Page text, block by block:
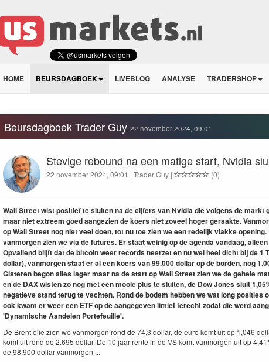
HOME BEURSDAGBOEK LIVEBLOG ANALYSE TRADERSHOP
Beursdagboek Trader Guy 22 november 2024, 09:01
Stevige rebound na een matige start, Nvidia
22 november 2024, 09:01 | Trader Guy | (0)
Wall Street wist positief te sluiten na de cijfers van Nvidia die volgens de markt
maar niet extreem goed aangezien de koers niet zoveel hoger geraakte.
op Wall Street nog niet veel doen, tot nu toe zien we een redelijk vlakke
vanmorgen zien we via de futures. Er staat weinig op de agenda vandaag,
Opvallend blijft dat de bitcoin weer records neerzet en nu wel heel dicht bij de 1
dollar), vanmorgen staat er al een koers van 99.000 dollar op de borden, nog
Gisteren begon alles lager maar na de start op Wall Street zien we de gehele
en de DAX wisten zo nog met een mooie plus te sluiten, de Dow Jones sluit
negatieve stand terug te vechten. Rond de bodem hebben we wat long posities
ook kwam er weer een ETF op de aangegeven limiet terecht zodat die werd
'Dynamische Aandelen Portefeuille'.
De Brent olie zien we vanmorgen rond de 74,3 dollar, de euro komt uit op 1,046
komt uit rond de 2.695 dollar. De 10 jaar rente in de VS komt vanmorgen uit op
de 98.900 dollar vanmorgen ...